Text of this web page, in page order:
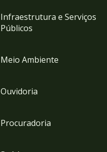
Infraestrutura e Serviços
Públicos
Meio Ambiente
Ouvidoria
Procuradoria